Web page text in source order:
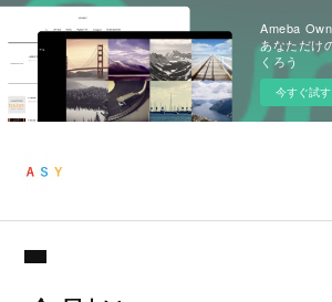
Ameba
あなただけ
くろう
今すぐ試す